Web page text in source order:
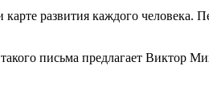
развития каждого человека.
письма предлагает Виктор